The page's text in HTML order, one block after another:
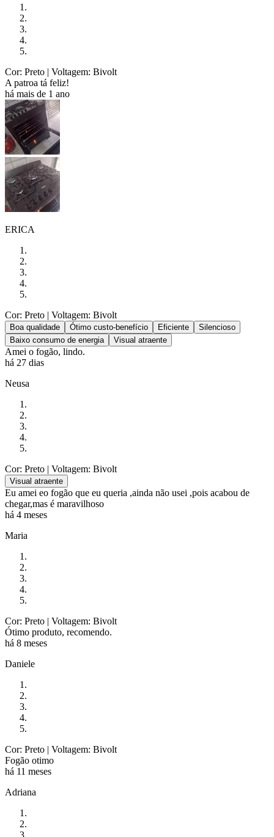
Cor: Preto | Voltagem: Bivolt
A patroa tá feliz!
há mais de 1 ano
ERICA
Cor: Preto | Voltagem: Bivolt
Boa qualidade Ótimo custo-benefício Eficiente
Silencioso
Baixo consumo de energia
Visual atraente
Amei o fogão, lindo.
há 27 dias
Neusa
Cor: Preto | Voltagem: Bivolt
Visual atraente
Eu amei eo fogão que eu queria ,ainda não usei ,pois acabou de
chegar,mas é maravilhoso
há 4 meses
Maria
Cor: Preto | Voltagem: Bivolt
Ótimo produto, recomendo.
há 8 meses
Daniele
Cor: Preto | Voltagem: Bivolt
Fogão otimo
há 11 meses
Adriana